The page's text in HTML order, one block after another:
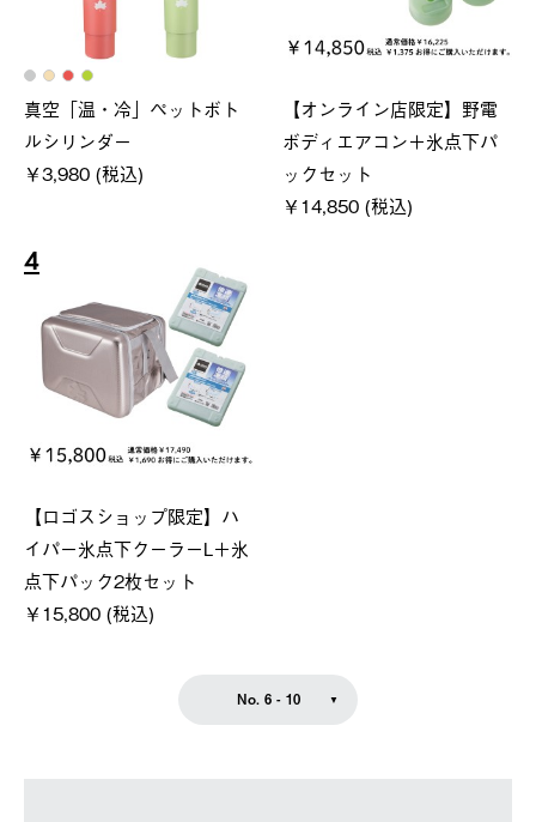
真空「温・冷」ペットボト
ルシリンダー
￥3,980 (税込)
【オンライン店限定】野電
ボディエアコン＋氷点下パ
ックセット
￥14,850 (税込)
4
【ロゴスショップ限定】ハ
イパー氷点下クーラーL＋氷
点下パック2枚セット
￥15,800 (税込)
No. 6 - 10